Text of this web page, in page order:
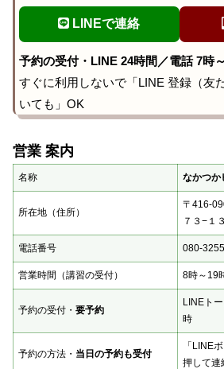
LINEで連絡
予約の受付・LINE 24時間／電話 7時
すぐに利用しないで「LINE 登録（友
いても」OK
営業 案内
名称 なかつか
所在地（住所）
〒416-
７３−１３
電話番号 080-
営業時間（講習の受付） 8時～19
予約の受付・ 要予約
LINEト
時
予約の方法・ 当日の予約も受付
「LINE
押して連